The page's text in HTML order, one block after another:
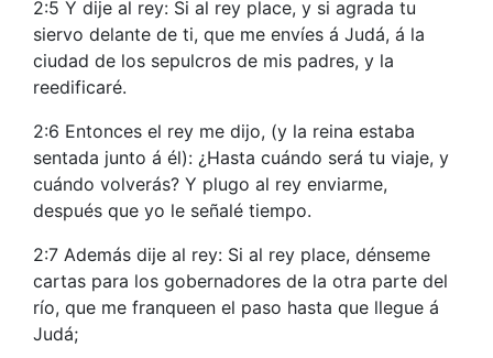
2:5 Y dije al rey: Si al rey place, y si agrada tu
siervo delante de ti, que me envíes á Judá, á la
ciudad de los sepulcros de mis padres, y la
reedificaré.
2:6 Entonces el rey me dijo, (y la reina estaba
sentada junto á él): ¿Hasta cuándo será tu viaje, y
cuándo volverás? Y plugo al rey enviarme,
después que yo le señalé tiempo.
2:7 Además dije al rey: Si al rey place, dénseme
cartas para los gobernadores de la otra parte del
río, que me franqueen el paso hasta que llegue á
Judá;